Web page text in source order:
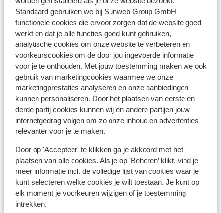
Standaard gebruiken we bij Sunweb Group GmbH
functionele cookies die ervoor zorgen dat de website goed
werkt en dat je alle functies goed kunt gebruiken,
analytische cookies om onze website te verbeteren en
voorkeurscookies om de door jou ingevoerde informatie
voor je te onthouden. Met jouw toestemming maken we ook
gebruik van marketingcookies waarmee we onze
marketingprestaties analyseren en onze aanbiedingen
kunnen personaliseren. Door het plaatsen van eerste en
derde partij cookies kunnen wij en andere partijen jouw
internetgedrag volgen om zo onze inhoud en advertenties
relevanter voor je te maken.
Door op 'Accepteer' te klikken ga je akkoord met het
plaatsen van alle cookies. Als je op 'Beheren’ klikt, vind je
meer informatie incl. de volledige lijst van cookies waar je
kunt selecteren welke cookies je wilt toestaan. Je kunt op
elk moment je voorkeuren wijzigen of je toestemming
intrekken.
Bekijk op kaart
Afstanden
Centrum: 300 m
Skipiste: 200 m
Skibushalte: 250 m
Skilift: 200 m
Winkels: 300 m
Restaurant: 300 m
Rustig gelegen